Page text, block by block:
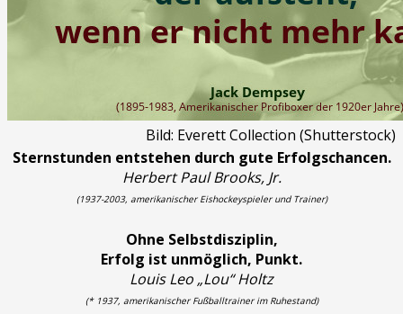
Bild: Everett Collection (Shutterstock)
Sternstunden entstehen durch gute Erfolgschancen.
Herbert Paul Brooks, Jr.
(1937-2003, amerikanischer Eishockeyspieler und Trainer)
Ohne Selbstdisziplin,
Erfolg ist unmöglich, Punkt.
Louis Leo „Lou“ Holtz
(* 1937, amerikanischer Fußballtrainer im Ruhestand)